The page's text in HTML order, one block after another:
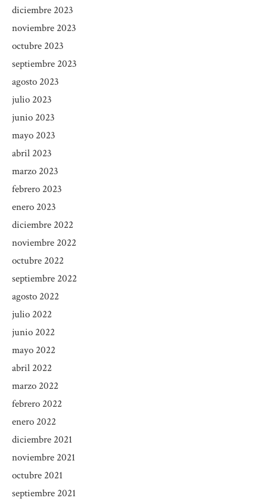
diciembre 2023
noviembre 2023
octubre 2023
septiembre 2023
agosto 2023
julio 2023
junio 2023
mayo 2023
abril 2023
marzo 2023
febrero 2023
enero 2023
diciembre 2022
noviembre 2022
octubre 2022
septiembre 2022
agosto 2022
julio 2022
junio 2022
mayo 2022
abril 2022
marzo 2022
febrero 2022
enero 2022
diciembre 2021
noviembre 2021
octubre 2021
septiembre 2021